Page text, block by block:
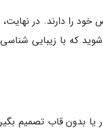
را دارند. در نهایت،
که با زیبایی
یا بدون قاب تصمیم